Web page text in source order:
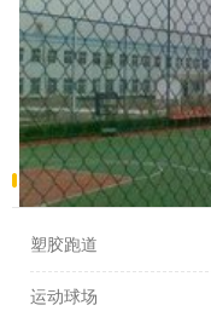
产品中心
塑胶跑道
运动球场